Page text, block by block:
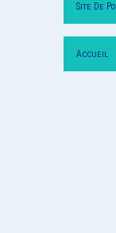
Site De
Accueil